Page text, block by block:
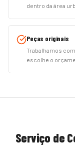
dentro da área
Peças originais
Trabalhamos
escolhe o
Serviço de